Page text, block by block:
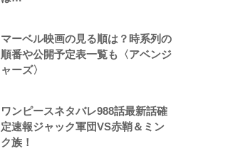
マーベル映画の見る順は？時系列の
順番や公開予定表一覧も〈アベンジ
ャーズ〉
ワンピースネタバレ988話最新話確
定速報ジャック軍団VS赤鞘＆ミン
ク族！